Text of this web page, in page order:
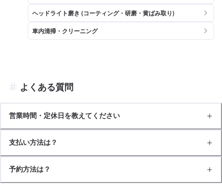
ヘッドライト磨き (コーティング・研磨・黄ばみ取り)
車内清掃・クリーニング
よくある質問
営業時間・定休日を教えてください
支払い方法は？
予約方法は？